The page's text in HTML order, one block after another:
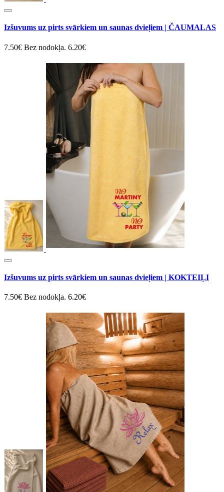
Izšuvums uz pirts svārkiem un saunas dvieļiem | ČAUMALAS
7.50€ Bez nodokļa. 6.20€
Izšuvums uz pirts svārkiem un saunas dvieļiem | KOKTEIĻI
7.50€ Bez nodokļa. 6.20€